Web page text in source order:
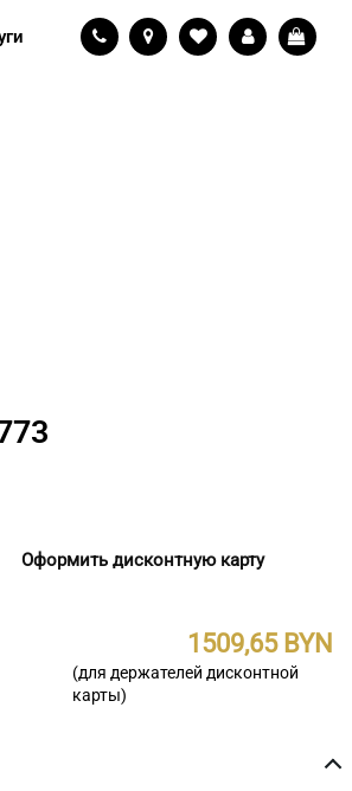
Оформить дисконтную карту
1509,65
(для держателей дисконтной
карты)